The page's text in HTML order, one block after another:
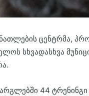
ცენტრმა,
სხვადასხვა
44